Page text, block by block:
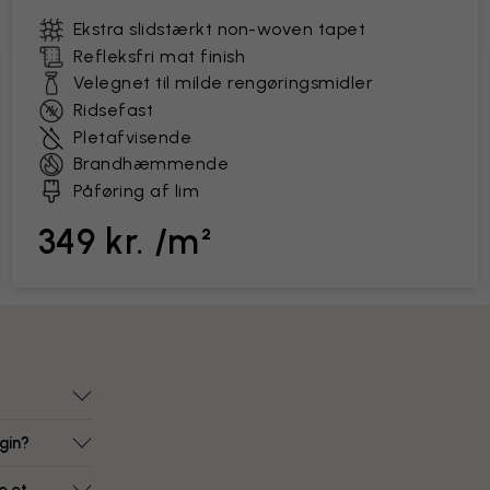
Ekstra slidstærkt non-woven tapet
Refleksfri mat finish
Velegnet til milde rengøringsmidler
Ridsefast
Pletafvisende
Brandhæmmende
Påføring af lim
349 kr. /m²